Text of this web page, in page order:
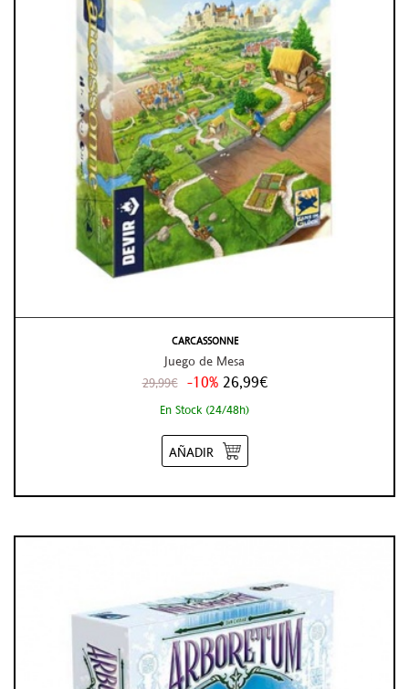
CARCASSONNE
Juego de Mesa
29,99€ -10% 26,99€
En Stock (24/48h)
AÑADIR